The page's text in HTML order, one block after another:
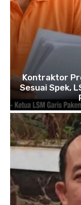
Kontraktor
Sesuai Spek,